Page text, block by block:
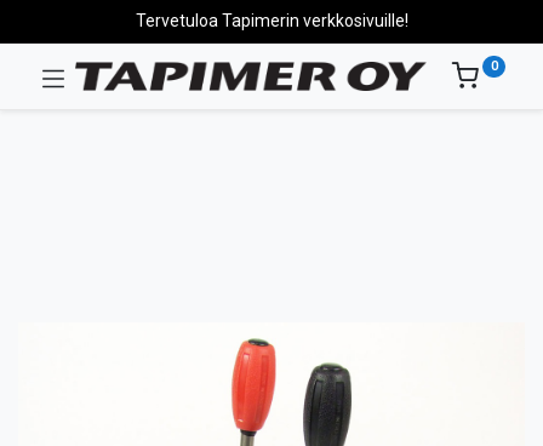
Tervetuloa Tapimerin verkkosivuille!
0